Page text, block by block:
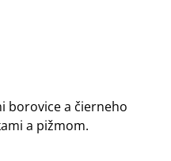
borovice a čierneho
a pižmom.